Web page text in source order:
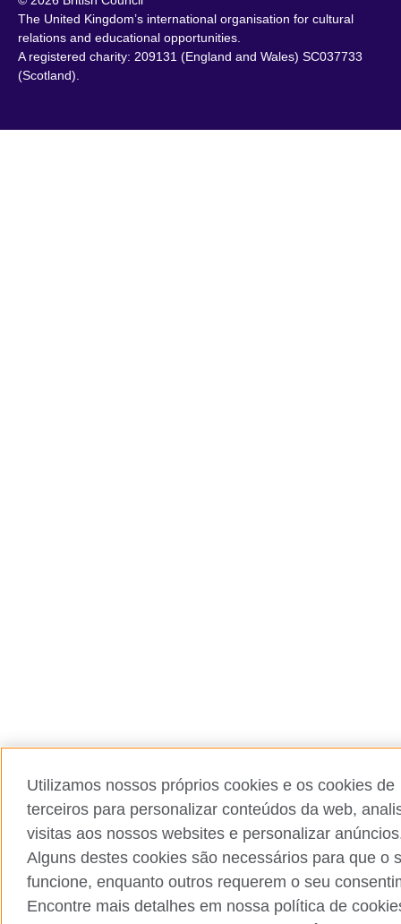
The United Kingdom’s international organisation for cultural
relations and educational opportunities.
A registered charity: 209131 (England and Wales) SC037733
(Scotland).
Utilizamos nossos próprios cookies e os cookies de
terceiros para personalizar conteúdos da web,
visitas aos nossos websites e personalizar
Alguns destes cookies são necessários para que o
funcione, enquanto outros requerem o seu
Encontre mais detalhes em nossa política de